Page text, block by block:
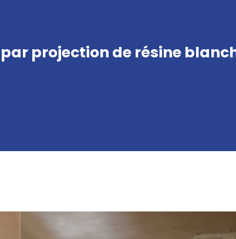
projection de résine